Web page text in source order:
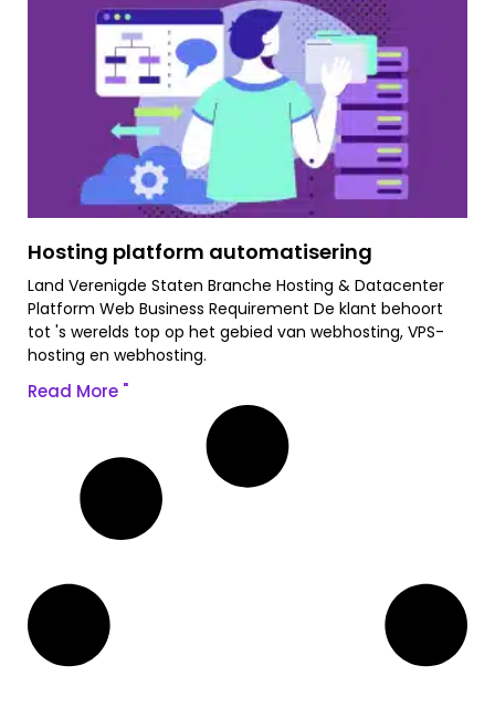
Hosting platform automatisering
Land Verenigde Staten Branche Hosting & Datacenter
Platform Web Business Requirement De klant behoort
tot 's werelds top op het gebied van webhosting, VPS-
hosting en webhosting.
Read More "